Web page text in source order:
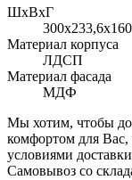
ШхВхГ
Материал корпуса
ЛДСП
Материал фасада
МДФ
Мы хотим, чтобы
комфортом для Вас,
условиями
Самовывоз со